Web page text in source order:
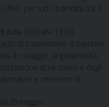
per tutti i bambini dai 3
8:00 alle 13:00.
di trasmettere ai bambini
il coraggio, la generosità,
di sè stessi e degli
e momenti di
29 maggio.